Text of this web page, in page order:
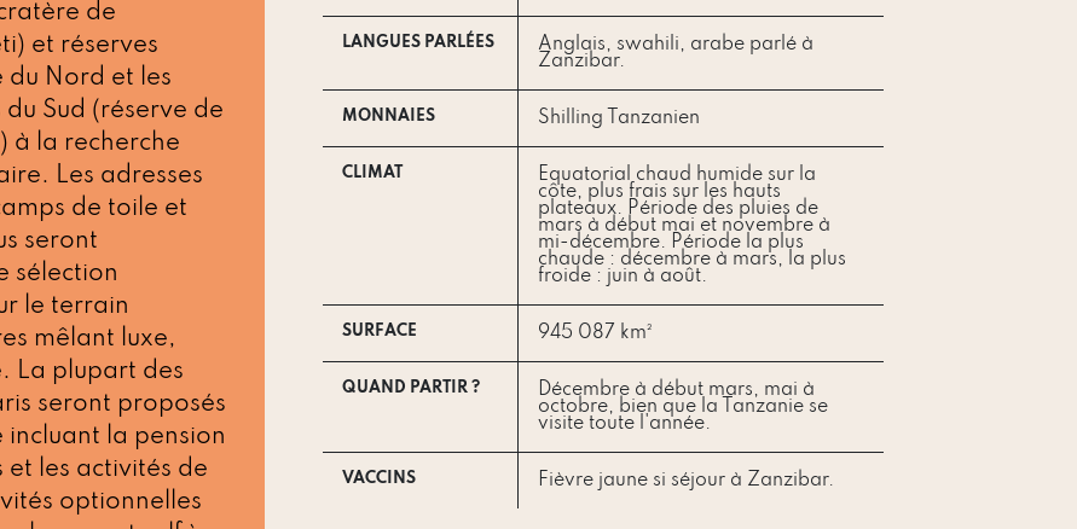
de
et réserves
du Nord et les
Sud (réserve de
à la recherche
Les adresses
de toile et
seront
sélection
le terrain
mêlant luxe,
La plupart des
seront proposés
incluant la pension
et les activités de
optionnelles
LANGUES PARLÉES
Anglais, swahili, arabe parlé à
Zanzibar.
MONNAIES Shilling Tanzanien
CLIMAT
Equatorial chaud humide sur la
côte, plus frais sur les hauts
plateaux. Période des pluies de
mars à début mai et novembre à
mi-décembre. Période la plus
chaude : décembre à mars, la plus
froide : juin à août.
SURFACE 945 087 km²
QUAND PARTIR ?
Décembre à début mars, mai à
octobre, bien que la Tanzanie se
visite toute l'année.
VACCINS Fièvre jaune si séjour à Zanzibar.